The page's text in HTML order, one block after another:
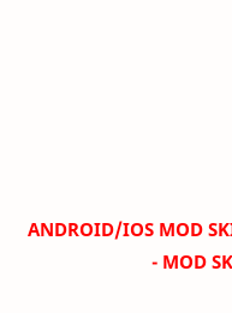
ANDROID/IOS MOD
- MOD